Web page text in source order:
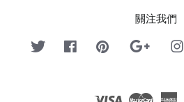
關注我們
Twitter FacebookPinterest Google
Visa Master